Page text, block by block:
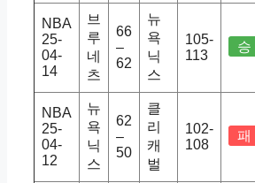
NBA
25-
04-
14
브
루
네
츠
66
–
62
뉴
욕
닉
스
105-
113
승
NBA
25-
04-
12
뉴
욕
닉
스
62
–
50
클
리
캐
벌
102-
108
패